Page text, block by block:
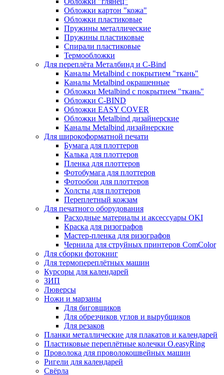
Обложки картон "кожа"
Обложки пластиковые
Пружины металлические
Пружины пластиковые
Спирали пластиковые
Термообложки
Для переплёта Металбинд и C-Bind
Каналы Metalbind с покрытием "ткань"
Каналы Metalbind окрашенные
Обложки Metalbind с покрытием "ткань"
Обложки C-BIND
Обложки EASY COVER
Обложки Metalbind дизайнерские
Каналы Metalbind дизайнерские
Для широкоформатной печати
Бумага для плоттеров
Калька для плоттеров
Пленка для плоттеров
Фотобумага для плоттеров
Фотообои для плоттеров
Холсты для плоттеров
Переплетный кожзам
Для печатного оборудования
Расходные материалы и аксессуары OKI
Краска для ризографов
Мастер-пленка для ризографов
Чернила для струйных принтеров ComColor
Для сборки фотокниг
Для термопереплётных машин
Курсоры для календарей
ЗИП
Люверсы
Ножи и марзаны
Для биговщиков
Для обрезчиков углов и вырубщиков
Для резаков
Планки металлические для плакатов и календарей
Пластиковые переплётные колечки O.easyRing
Проволока для проволокошвейных машин
Ригели для календарей
Свёрла